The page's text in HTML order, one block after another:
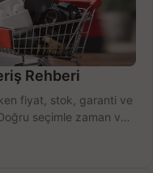
Rehberi
fiyat, stok, garanti ve
seçimle zaman ve